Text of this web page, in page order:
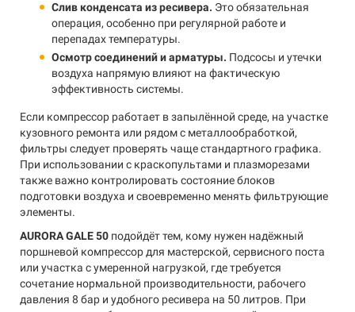
Слив конденсата из ресивера. Это обязательная
операция, особенно при регулярной работе и
перепадах температуры.
Осмотр соединений и арматуры. Подсосы и утечки
воздуха напрямую влияют на фактическую
эффективность системы.
Если компрессор работает в запылённой среде, на участке
кузовного ремонта или рядом с металлообработкой,
фильтры следует проверять чаще стандартного графика.
При использовании с краскопультами и плазморезами
также важно контролировать состояние блоков
подготовки воздуха и своевременно менять фильтрующие
элементы.
AURORA GALE 50 подойдёт тем, кому нужен надёжный
поршневой компрессор для мастерской, сервисного поста
или участка с умеренной нагрузкой, где требуется
сочетание нормальной производительности, рабочего
давления 8 бар и удобного ресивера на 50 литров. При